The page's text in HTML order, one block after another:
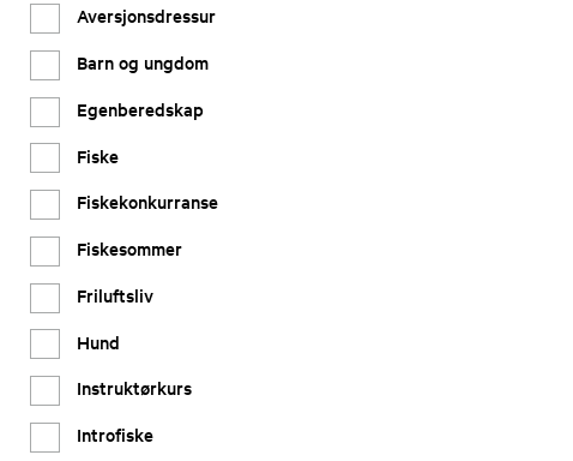
Aversjonsdressur
Barn og ungdom
Egenberedskap
Fiske
Fiskekonkurranse
Fiskesommer
Friluftsliv
Hund
Instruktørkurs
Introfiske